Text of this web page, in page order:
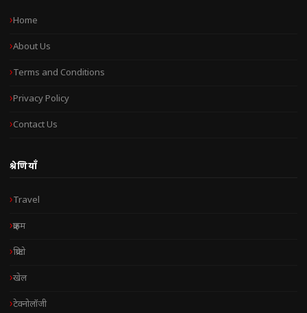
Home
About Us
Terms and Conditions
Privacy Policy
Contact Us
श्रेणियाँ
Travel
क्राइम
क्रिप्टो
खेल
टेक्नोलॉजी